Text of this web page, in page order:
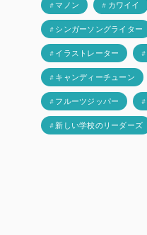
# マノン # カワイイ
# シンガーソングライター
# イラストレーター #
# キャンディーチューン
# フルーツジッパー
# 新しい学校のリーダーズ